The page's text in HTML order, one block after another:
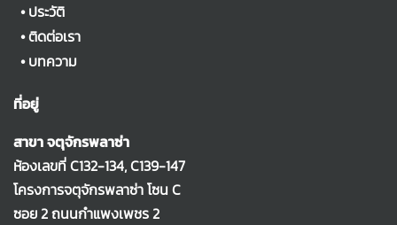
•ประวัติ
•ติดต่อเรา
•บทความ
ที่อยู่
สาขา จตุจักรพลาซ่า
ห้องเลขที่ C132-134, C139-147
โครงการจตุจักรพลาซ่า โซน C
ซอย 2 ถนนกำแพงเพชร 2